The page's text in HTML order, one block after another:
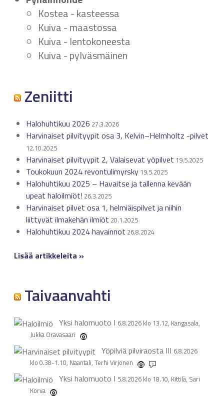
Kostea - kasteessa
Kuiva - maastossa
Kuiva - lentokoneesta
Kuiva - pylväsmäinen
Zeniitti
Halohuhtikuu 2026 27.3.2026
Harvinaiset pilvityypit osa 3, Kelvin–Helmholtz -pilvet
12.10.2025
Harvinaiset pilvityypit 2, Valaisevat yöpilvet 19.5.2025
Toukokuun 2024 revontulimyrsky 19.5.2025
Halohuhtikuu 2025 – Havaitse ja tallenna kevään
upeat haloilmiöt! 26.3.2025
Harvinaiset pilvet osa 1, helmiäispilvet ja niihin
liittyvät ilmakehän ilmiöt 20.1.2025
Halohuhtikuu 2024 havainnot 26.8.2024
Lisää artikkeleita »
Taivaanvahti
Yksi halomuoto I 6.8.2026 klo 13.12, Kangasala,
Jukka Oravasaari
Yöpilviä pilviraosta III 6.8.2026
klo 0.38-1.10, Naantali, Terhi Virjonen 2
Yksi halomuoto I 5.8.2026 klo 18.10, Kittilä, Sari
Korva